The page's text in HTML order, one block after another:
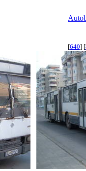
[640] [